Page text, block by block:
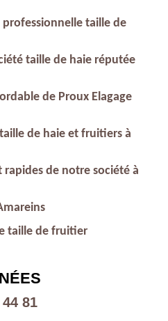
taille de
taille de haie réputée
de Proux Elagage
de haie et fruitiers à
rapides de notre société à
taille de fruitier
81